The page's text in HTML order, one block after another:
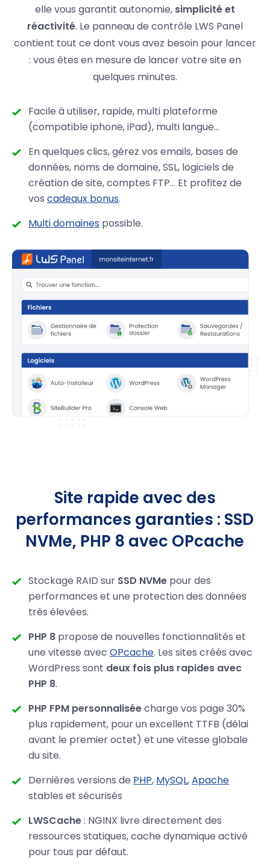
elle vous garantit autonomie, simplicité et
réactivité. Le panneau de contrôle LWS Panel
contient tout ce dont vous avez besoin pour lancer
: vous êtes en mesure de lancer votre site en
quelques minutes.
Facile à utiliser, rapide, multi plateforme
(compatible iphone, iPad), multi langue...
En quelques clics, gérez vos emails, bases de
données, noms de domaine, SSL, logiciels de
création de site, comptes FTP… Et profitez de
voscadeaux bonus.
Multi domaines possible.
Site rapide avec des
performances garanties : SSD
NVMe, PHP 8 avec OPcache
Stockage RAID sur SSD NVMe pour des
performances et une protection des données
très élevées.
PHP 8 propose de nouvelles fonctionnalités et
une vitesse avecOPcache. Les sites créés avec
WordPress sont deux fois plus rapides avec
PHP 8.
PHP FPM personnaliséecharge vos page 30%
plus rapidement, pour un excellent TTFB (délai
avant le premier octet) et une vitesse globale
du site.
Dernières versions de PHP, MySQL,Apache
stables et sécurisés
LWSCache: NGINX livre directement des
ressources statiques, cache dynamique activé
pour tous par défaut.